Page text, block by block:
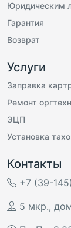
Юридическим
Гарантия
Возврат
Услуги
Заправка
Ремонт
ЭЦП
Установка
Контакты
+7 (39-
5 мкр.,